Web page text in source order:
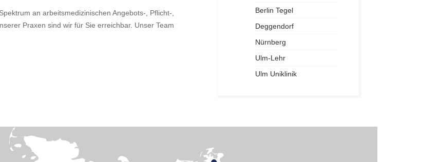
an arbeitsmedizinischen Angebots-, Pflicht-,
Praxen sind wir für Sie erreichbar. Unser Team
Berlin Tegel
Deggendorf
Nürnberg
Ulm-Lehr
Ulm Uniklinik